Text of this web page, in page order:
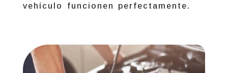
vehículo funcionen perfectamente.